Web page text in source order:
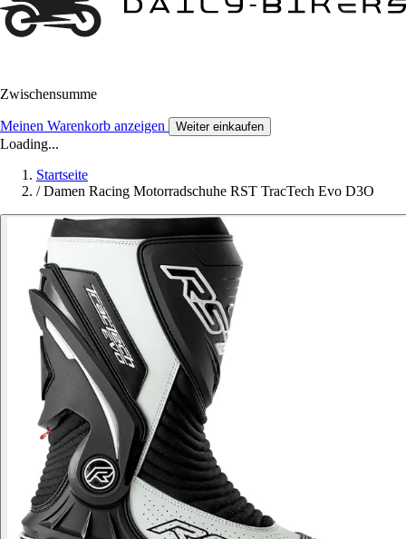
Zwischensumme
Meinen Warenkorb anzeigen Weiter einkaufen
Loading...
Startseite
/ Damen Racing Motorradschuhe RST TracTech Evo D3O